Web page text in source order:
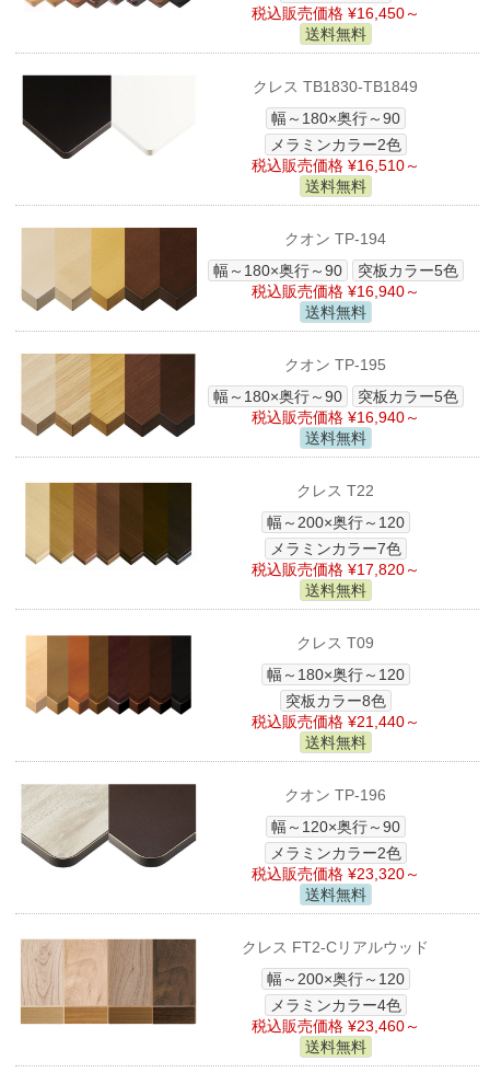
税込販売価格 ¥16,450～
送料無料
クレス TB1830-TB1849
幅～180×奥行～90
メラミンカラー2色
税込販売価格 ¥16,510～
送料無料
クオン TP-194
幅～180×奥行～90
突板カラー5色
税込販売価格 ¥16,940～
送料無料
クオン TP-195
幅～180×奥行～90
突板カラー5色
税込販売価格 ¥16,940～
送料無料
クレス T22
幅～200×奥行～120
メラミンカラー7色
税込販売価格 ¥17,820～
送料無料
クレス T09
幅～180×奥行～120
突板カラー8色
税込販売価格 ¥21,440～
送料無料
クオン TP-196
幅～120×奥行～90
メラミンカラー2色
税込販売価格 ¥23,320～
送料無料
クレス FT2-Cリアルウッド
幅～200×奥行～120
メラミンカラー4色
税込販売価格 ¥23,460～
送料無料